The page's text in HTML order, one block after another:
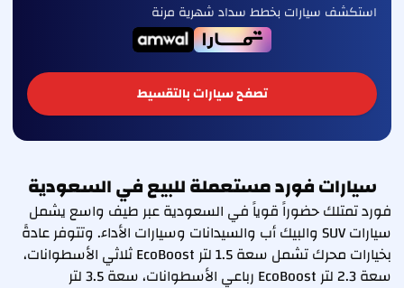
استكشف سيارات بخطط سداد شهرية مرنة
تصفح سيارات بالتقسيط
سيارات فورد مستعملة للبيع في السعودية
فورد تمتلك حضوراً قوياً في السعودية عبر طيف واسع يشمل
سيارات SUV والبيك أب والسيدانات وسيارات الأداء. وتتوفر عادةً
بخيارات محرك تشمل سعة 1.5 لتر EcoBoost ثلاثي الأسطوانات،
سعة 2.3 لتر EcoBoost رباعي الأسطوانات، سعة 3.5 لتر